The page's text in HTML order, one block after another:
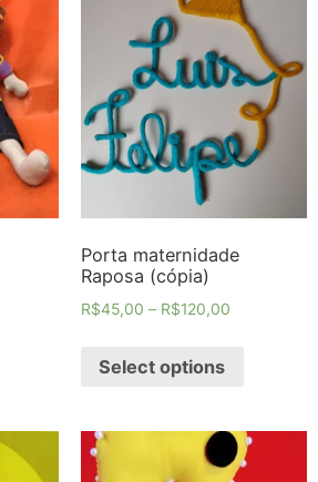
Porta maternidade
Raposa (cópia)
R$45,00 – R$120,00
Select options